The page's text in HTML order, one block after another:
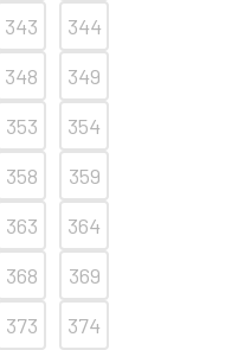
343
344
348
349
353
354
358
359
363
364
368
369
373
374